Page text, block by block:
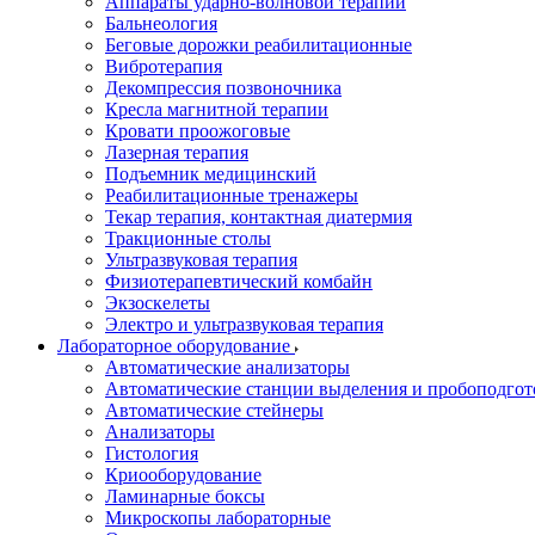
Бальнеология
Беговые дорожки реабилитационные
Вибротерапия
Декомпрессия позвоночника
Кресла магнитной терапии
Кровати проожоговые
Лазерная терапия
Подъемник медицинский
Реабилитационные тренажеры
Текар терапия, контактная диатермия
Тракционные столы
Ультразвуковая терапия
Физиотерапевтический комбайн
Экзоскелеты
Электро и ультразвуковая терапия
Лабораторное оборудование
Автоматические анализаторы
Автоматические станции выделения и
Автоматические стейнеры
Анализаторы
Гистология
Криооборудование
Ламинарные боксы
Микроскопы лабораторные